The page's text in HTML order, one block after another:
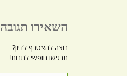
השאירו תגובה
רוצה להצטרף לדיון?
תרגישו חופשי לתרום!